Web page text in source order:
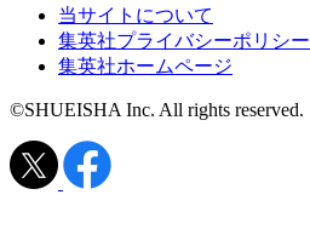
当サイトについて
集英社プライバシーポリシー
集英社ホームページ
©SHUEISHA Inc. All rights reserved.